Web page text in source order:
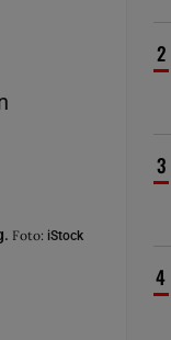
Foto: iStock